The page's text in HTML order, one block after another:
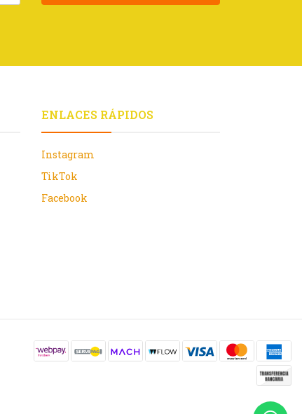
ENLACES RÁPIDOS
Instagram
TikTok
Facebook